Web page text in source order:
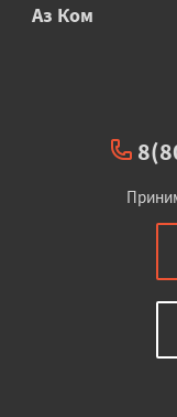
Аз Ком